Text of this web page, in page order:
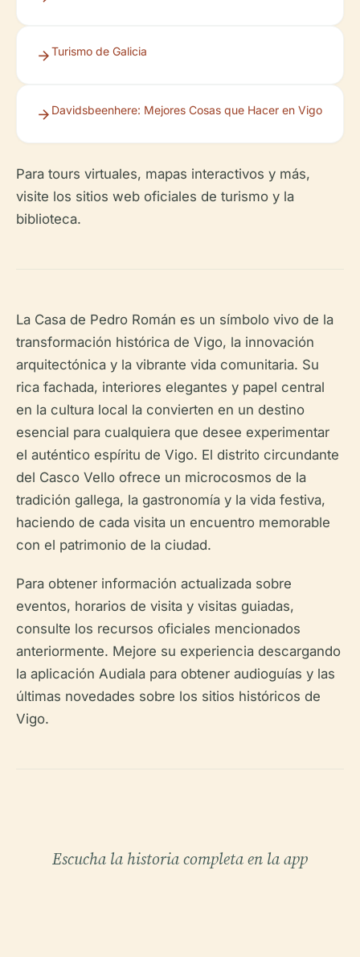
Turismo de Galicia
Davidsbeenhere: Mejores Cosas que Hacer en Vigo
Para tours virtuales, mapas interactivos y más,
visite los sitios web oficiales de turismo y la
biblioteca.
La Casa de Pedro Román es un símbolo vivo de la
transformación histórica de Vigo, la innovación
arquitectónica y la vibrante vida comunitaria. Su
rica fachada, interiores elegantes y papel central
en la cultura local la convierten en un destino
esencial para cualquiera que desee experimentar
el auténtico espíritu de Vigo. El distrito circundante
del Casco Vello ofrece un microcosmos de la
tradición gallega, la gastronomía y la vida festiva,
haciendo de cada visita un encuentro memorable
con el patrimonio de la ciudad.
Para obtener información actualizada sobre
eventos, horarios de visita y visitas guiadas,
consulte los recursos oficiales mencionados
anteriormente. Mejore su experiencia descargando
la aplicación Audiala para obtener audioguías y las
últimas novedades sobre los sitios históricos de
Vigo.
Escucha la historia completa en la app